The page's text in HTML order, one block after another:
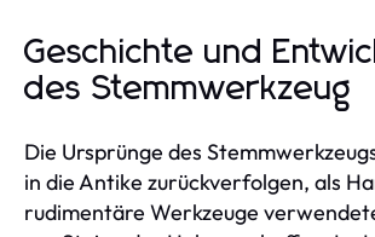
Geschichte und
des Stemmwerkzeug
Die Ursprünge des
in die Antike zurückverfolgen, als
rudimentäre Werkzeuge